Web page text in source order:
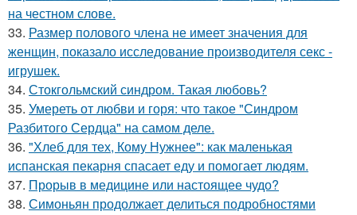
на честном слове.
33. Размер полового члена не имеет значения для
женщин, показало исследование производителя секс -
игрушек.
34. Стокгольмский синдром. Такая любовь?
35. Умереть от любви и горя: что такое "Синдром
Разбитого Сердца" на самом деле.
36. "Хлеб для тех, Кому Нужнее": как маленькая
испанская пекарня спасает еду и помогает людям.
37. Прорыв в медицине или настоящее чудо?
38. Симоньян продолжает делиться подробностями